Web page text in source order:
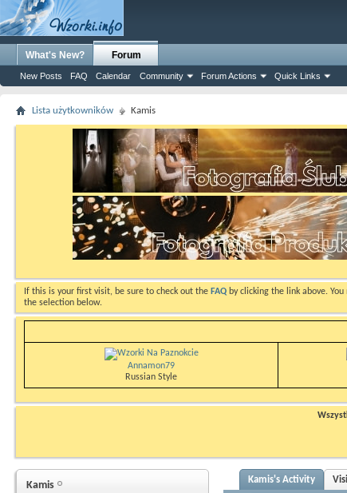
What's New? Forum
New Posts FAQ Calendar Community Forum Actions Quick Links
Lista użytkowników Kamis
If this is your first visit, be sure to check out the FAQ by clicking the link above.
the selection below.
Annamon79
Russian Style
Kamis Kamis's Activity